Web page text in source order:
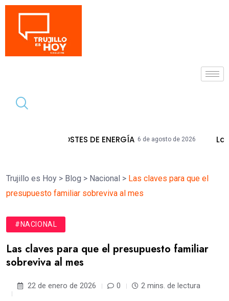
6 de agosto de 2026 La Libertad Acumula
Trujillo es Hoy > Blog > Nacional > Las claves para que el
presupuesto familiar sobreviva al mes
#NACIONAL
Las claves para que el presupuesto familiar
sobreviva al mes
22 de enero de 2026 0 2 mins. de lectura